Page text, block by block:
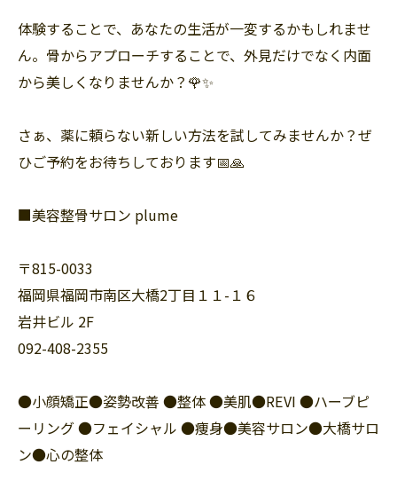
体験することで、あなたの生活が一変するかもしれませ
ん。骨からアプローチすることで、外見だけでなく内面
から美しくなりませんか？🌹✨
さぁ、薬に頼らない新しい方法を試してみませんか？ぜ
ひご予約をお待ちしております📅🙏
■美容整骨サロン plume
〒815-0033
福岡県福岡市南区大橋2丁目１１-１６
岩井ビル 2F
092-408-2355
●小顔矯正●姿勢改善 ●整体 ●美肌●REVI ●ハーブピ
ーリング ●フェイシャル ●痩身●美容サロン●大橋サロ
ン●心の整体